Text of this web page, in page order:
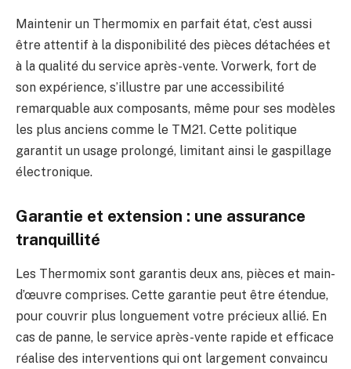
Maintenir un Thermomix en parfait état, c’est aussi
être attentif à la disponibilité des pièces détachées et
à la qualité du service après-vente. Vorwerk, fort de
son expérience, s’illustre par une accessibilité
remarquable aux composants, même pour ses modèles
les plus anciens comme le TM21. Cette politique
garantit un usage prolongé, limitant ainsi le gaspillage
électronique.
Garantie et extension : une assurance
tranquillité
Les Thermomix sont garantis deux ans, pièces et main-
d’œuvre comprises. Cette garantie peut être étendue,
pour couvrir plus longuement votre précieux allié. En
cas de panne, le service après-vente rapide et efficace
réalise des interventions qui ont largement convaincu